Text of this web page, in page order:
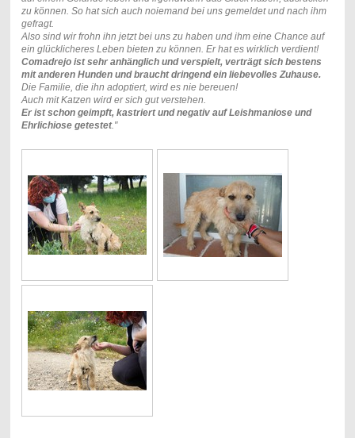
zu können. So hat sich auch noiemand bei uns gemeldet und nach ihm
gefragt.
Also sind wir frohn ihn jetzt bei uns zu haben und ihm eine Chance auf
ein glücklicheres Leben bieten zu können. Er hat es wirklich verdient!
Comadrejo ist sehr anhänglich und verspielt, verträgt sich bestens
mit anderen Hunden und braucht dringend ein liebevolles Zuhause.
Die Familie, die ihn adoptiert, wird es nie bereuen!
Auch mit Katzen wird er sich gut verstehen.
Er ist schon geimpft, kastriert und negativ auf Leishmaniose und
Ehrlichiose getestet."